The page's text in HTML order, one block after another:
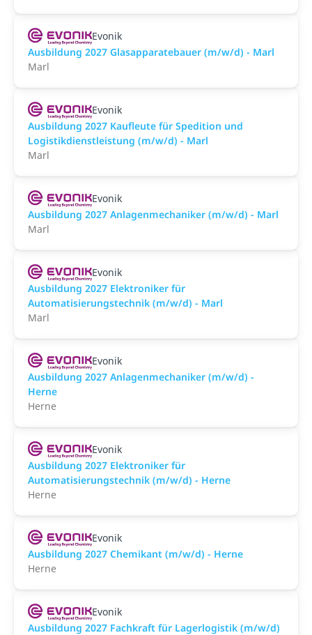
Evonik
Ausbildung 2027 Glasapparatebauer (m/w/d) - Marl
Marl
Evonik
Ausbildung 2027 Kaufleute für Spedition und
Logistikdienstleistung (m/w/d) - Marl
Marl
Evonik
Ausbildung 2027 Anlagenmechaniker (m/w/d) - Marl
Marl
Evonik
Ausbildung 2027 Elektroniker für
Automatisierungstechnik (m/w/d) - Marl
Marl
Evonik
Ausbildung 2027 Anlagenmechaniker (m/w/d) -
Herne
Herne
Evonik
Ausbildung 2027 Elektroniker für
Automatisierungstechnik (m/w/d) - Herne
Herne
Evonik
Ausbildung 2027 Chemikant (m/w/d) - Herne
Herne
Evonik
Ausbildung 2027 Fachkraft für Lagerlogistik (m/w/d)